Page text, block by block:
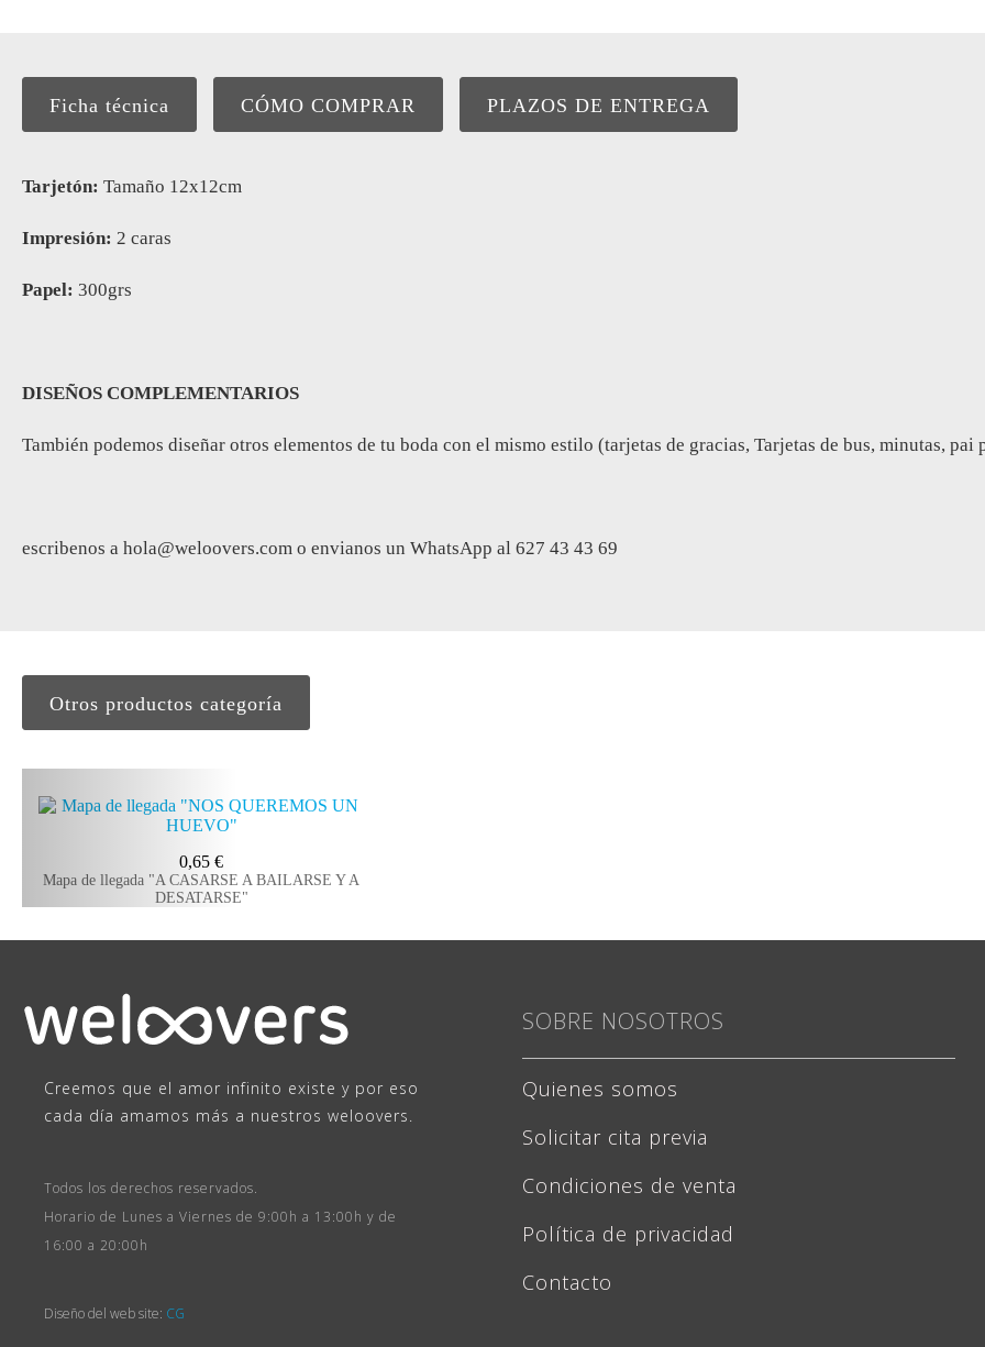
Ficha técnica CÓMO COMPRAR PLAZOS DE ENTREGA
Tarjetón: Tamaño 12x12cm
Impresión: 2 caras
Papel: 300grs
DISEÑOS COMPLEMENTARIOS
También podemos diseñar otros elementos de tu boda con el mismo estilo (tarjetas de gracias, Tarjetas de bus, minutas,
escribenos a hola@weloovers.com o envianos un WhatsApp al 627 43 43 69
Otros productos categoría
0,65 €
Mapa de llegada "A CASARSE A BAILARSE Y A
DESATARSE"
Creemos que el amor infinito existe y por eso
cada día amamos más a nuestros weloovers.
Todos los derechos reservados.
Horario de Lunes a Viernes de 9:00h a 13:00h y de
16:00 a 20:00h
Diseño del web site: CG
SOBRE NOSOTROS
Quienes somos
Solicitar cita previa
Condiciones de venta
Política de privacidad
Contacto